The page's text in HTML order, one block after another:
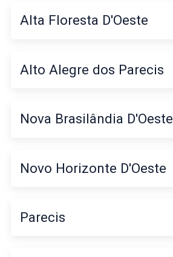
Alta Floresta D'Oeste
Alto Alegre dos Parecis
Nova Brasilândia D'Oeste
Novo Horizonte D'Oeste
Parecis